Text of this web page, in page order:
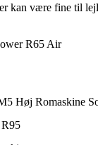
kan være fine til
R65 Air
Høj Romaskine